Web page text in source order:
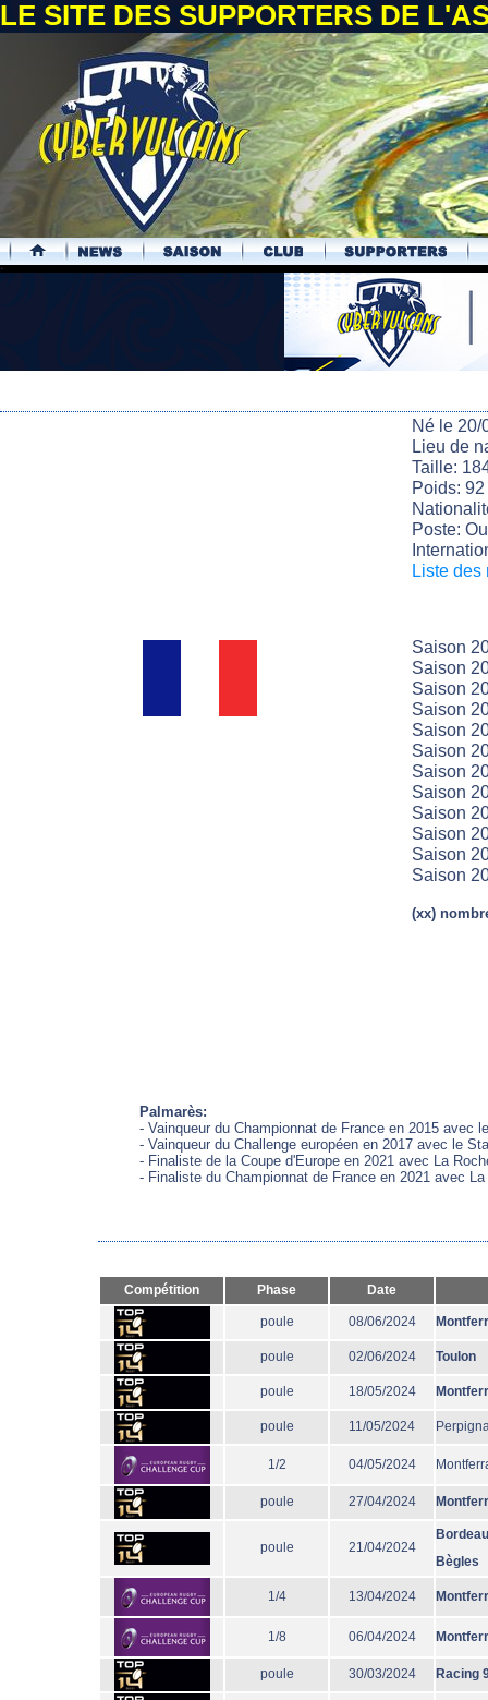
LE SITE DES SUPPORTERS DE
.
Né le 20/
Lieu de
Taille:
Poids:
Poste:
Liste des
Saison
Saison
Saison
Saison
Saison
Saison
Saison
Saison
Saison
Saison
Saison
Saison
(xx)
Palmarès:
- Vainqueur du Championnat de France en 2015 avec
- Vainqueur du Challenge européen en 2017 avec le
- Finaliste de la Coupe d'Europe en 2021 avec La
- Finaliste du Championnat de France en 2021 avec
Compétition Phase Date
poule 08/06/2024
poule 02/06/2024 Toulon
poule 18/05/2024
poule 11/05/2024
1/2 04/05/2024
poule 27/04/2024
poule 21/04/2024
Bègles
1/4 13/04/2024
1/8 06/04/2024
poule 30/03/2024 Racing